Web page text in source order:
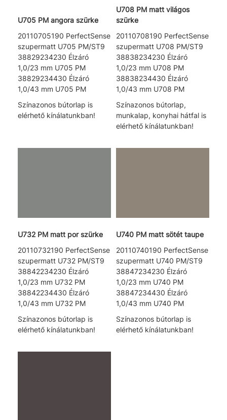
U705 PM angora szürke
20110705190 PerfectSense
szupermatt U705 PM/ST9
38829234230 Élzáró
1,0/23 mm U705 PM
38829234430 Élzáró
1,0/43 mm U705 PM
Színazonos bútorlap is
elérhető kínálatunkban!
U708 PM matt világos
szürke
20110708190 PerfectSense
szupermatt U708 PM/ST9
38838234230 Élzáró
1,0/23 mm U708 PM
38838234430 Élzáró
1,0/43 mm U708 PM
Színazonos bútorlap,
munkalap, konyhai hátfal is
elérhető kínálatunkban!
U732 PM matt por szürke
20110732190 PerfectSense
szupermatt U732 PM/ST9
38842234230 Élzáró
1,0/23 mm U732 PM
38842234430 Élzáró
1,0/43 mm U732 PM
Színazonos bútorlap is
elérhető kínálatunkban!
U740 PM matt sötét taupe
20110740190 PerfectSense
szupermatt U740 PM/ST9
38847234230 Élzáró
1,0/23 mm U740 PM
38847234430 Élzáró
1,0/43 mm U740 PM
Színazonos bútorlap is
elérhető kínálatunkban!